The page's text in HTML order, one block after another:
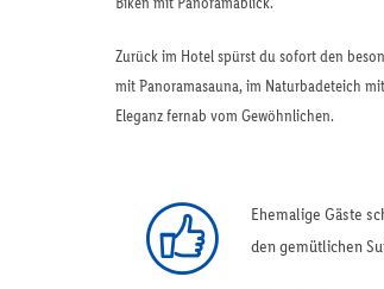
Zurück im Hotel spürst du sofort den
mit Panoramasauna, im Naturbadeteich
Eleganz fernab vom Gewöhnlichen.
Ehemalige Gäste
den gemütlichen